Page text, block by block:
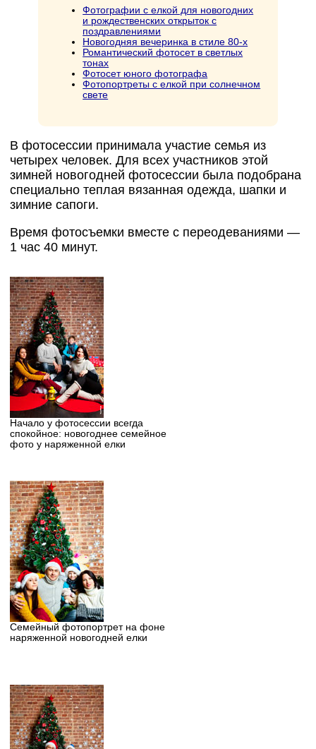
Фотографии с елкой для новогодних
и рождественских открыток с
поздравлениями
Новогодняя вечеринка в стиле 80-х
Романтический фотосет в светлых
тонах
Фотосет юного фотографа
Фотопортреты с елкой при солнечном
свете
В фотосессии принимала участие семья из
четырех человек. Для всех участников этой
зимней новогодней фотосессии была подобрана
специально теплая вязанная одежда, шапки и
зимние сапоги.
Время фотосъемки вместе с переодеваниями —
1 час 40 минут.
Начало у фотосессии всегда
спокойное: новогоднее семейное
фото у наряженной елки
Семейный фотопортрет на фоне
наряженной новогодней елки